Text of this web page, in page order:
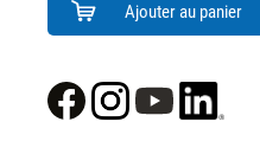
Ajouter au panier